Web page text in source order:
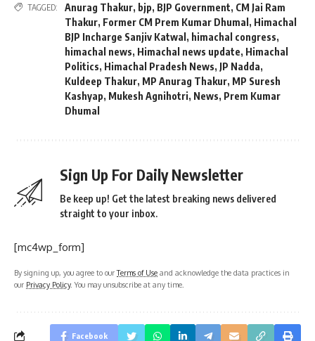
TAGGED: Anurag Thakur, bjp, BJP Government, CM Jai Ram
Thakur, Former CM Prem Kumar Dhumal , Himachal
BJP Incharge Sanjiv Katwal , himachal congress,
himachal news, Himachal news update, Himachal
Politics, Himachal Pradesh News, JP Nadda,
Kuldeep Thakur, MP Anurag Thakur, MP Suresh
Kashyap, Mukesh Agnihotri, News, Prem Kumar
Dhumal
Sign Up For Daily Newsletter
Be keep up! Get the latest breaking news delivered
straight to your inbox.
[mc4wp_form]
By signing up, you agree to ourTerms of Use and acknowledge the data practices in
our Privacy Policy. You may unsubscribe at any time.
Facebook